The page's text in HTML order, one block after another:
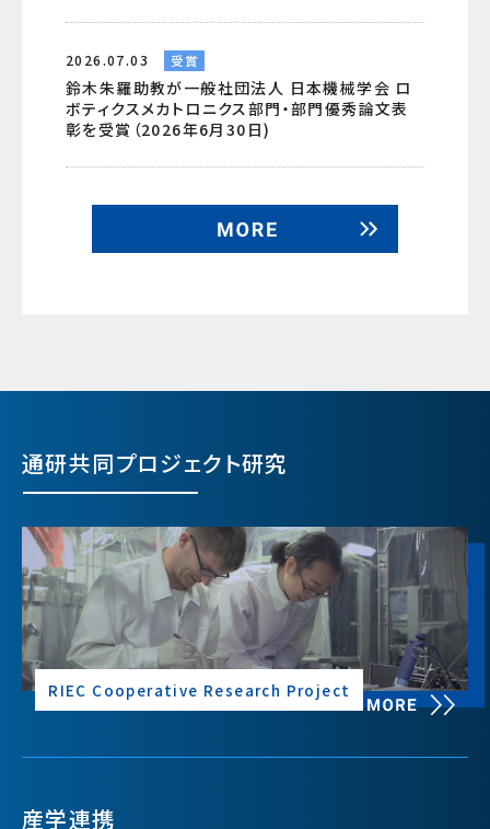
2026.07.03 受賞
鈴木朱羅助教が一般社団法人 日本機械学会 ロ
ボティクスメカトロニクス部門・部門優秀論文表
彰を受賞（2026年6月30日)
通研共同プロジェクト研究
RIEC Cooperative Research Project
産学連携